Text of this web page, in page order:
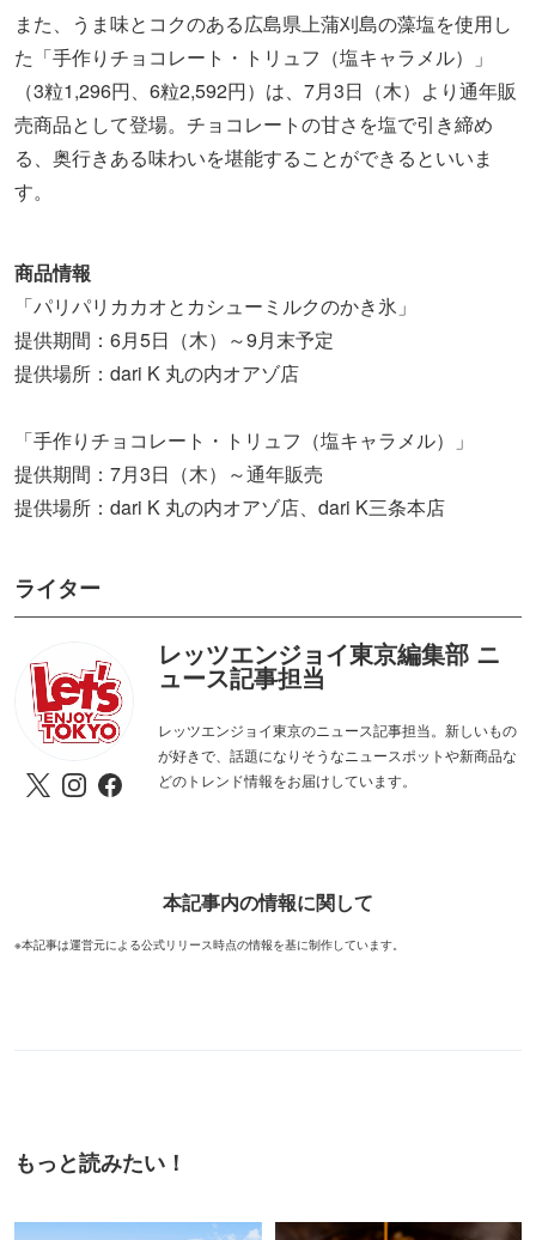
また、うま味とコクのある広島県上蒲刈島の藻塩を使用し
た「手作りチョコレート・トリュフ（塩キャラメル）」
（3粒1,296円、6粒2,592円）は、7月3日（木）より通年販
売商品として登場。チョコレートの甘さを塩で引き締め
る、奥行きある味わいを堪能することができるといいま
す。
商品情報
「パリパリカカオとカシューミルクのかき氷」
提供期間：6月5日（木）～9月末予定
提供場所：dari K 丸の内オアゾ店
「手作りチョコレート・トリュフ（塩キャラメル）」
提供期間：7月3日（木）～通年販売
提供場所：dari K 丸の内オアゾ店、dari K三条本店
ライター
レッツエンジョイ東京編集部 ニ
ュース記事担当
レッツエンジョイ東京のニュース記事担当。新しいもの
が好きで、話題になりそうなニュースポットや新商品な
どのトレンド情報をお届けしています。
本記事内の情報に関して
※本記事は運営元による公式リリース時点の情報を基に制作しています。
もっと読みたい！